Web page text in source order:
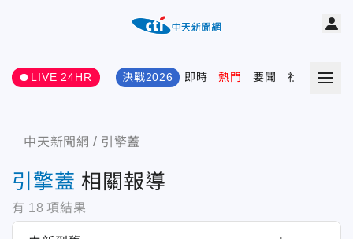
LIVE 24HR 決戰2026 即時 熱門 要聞 社會 娛樂
中天新聞網 引擎蓋
引擎蓋 相關報導
有 18 項結果